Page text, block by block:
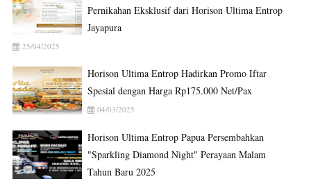
Pernikahan Eksklusif dari Horison Ultima Entrop
Jayapura
25/04/2025
Horison Ultima Entrop Hadirkan Promo Iftar
Spesial dengan Harga Rp175.000 Net/Pax
04/03/2025
Horison Ultima Entrop Papua Persembahkan
"Sparkling Diamond Night" Perayaan Malam
Tahun Baru 2025